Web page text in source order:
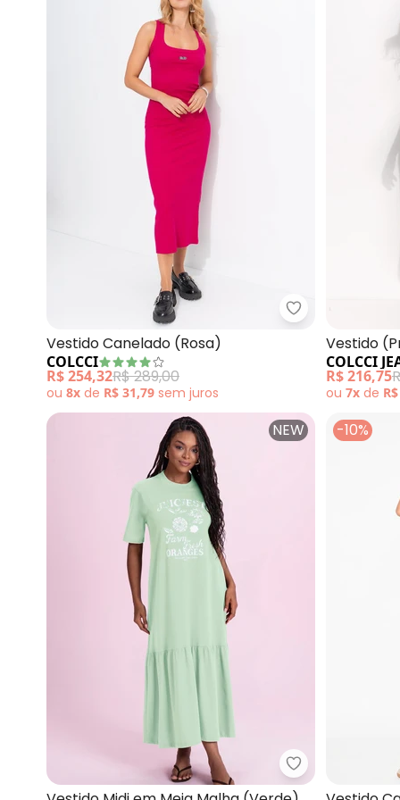
Colcci -
Vestido Canelado (Rosa)
COLCCI
R$ 254,32R$ 289,00
ou 8x de R$ 31,79 sem juros
Vestido
COLCCI
R$ 216,75
ou 7x de
NEW
Angel -
-10%